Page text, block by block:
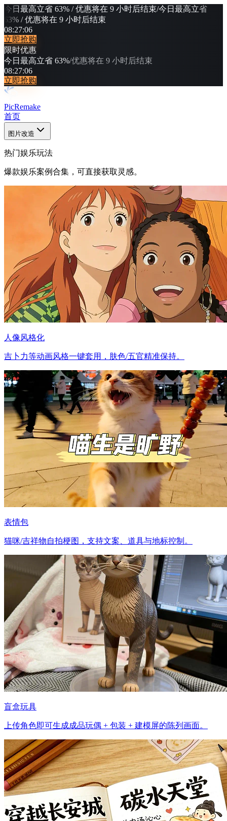
今日最高立省 63% / 优惠将在 9 小时后结束/今日最高立省
63% / 优惠将在 9 小时后结束
08:27:02
立即抢购
限时优惠
今日最高立省 63%/优惠将在 9 小时后结束
08:27:02
立即抢购
PicRemake
首页
图片改造
热门娱乐玩法
爆款娱乐案例合集，可直接获取灵感。
人像风格化
吉卜力等动画风格一键套用，肤色/五官精准保持。
表情包
猫咪/吉祥物自拍梗图，支持文案、道具与地标控制。
盲盒玩具
上传角色即可生成成品玩偶 + 包装 + 建模屏的陈列画面。